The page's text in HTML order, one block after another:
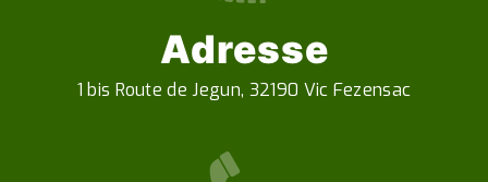
Adresse
1 bis Route de Jegun, 32190 Vic Fezensac